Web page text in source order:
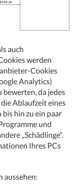
auch
werden
Cookies
Analytics)
da jedes
Ablaufzeit eines
hin zu ein paar
und
„Schädlinge“.
Ihres PCs
aussehen: